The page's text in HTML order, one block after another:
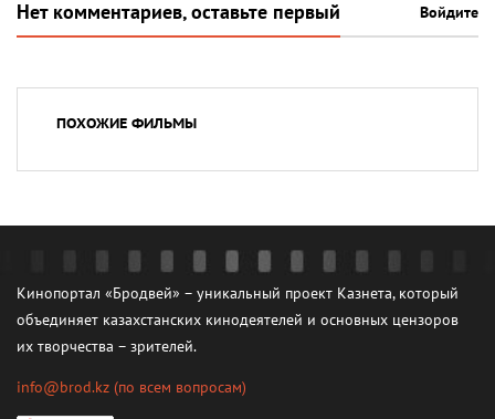
Нет комментариев, оставьте первый Войдите
ПОХОЖИЕ ФИЛЬМЫ
Кинопортал «Бродвей» – уникальный проект Казнета, который
объединяет казахстанских кинодеятелей и основных цензоров
их творчества – зрителей.
info@brod.kz (по всем вопросам)